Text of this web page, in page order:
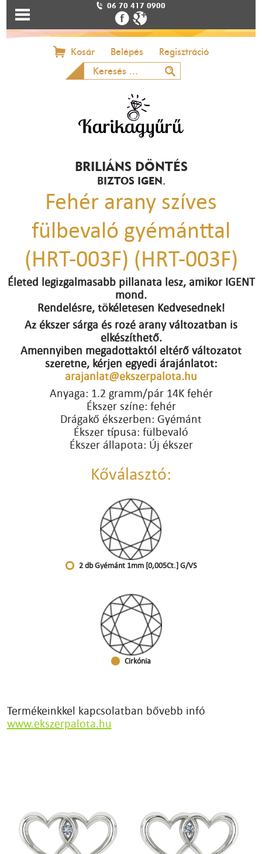
06 70 417 0900
Kosár Belépés Regisztráció
BRILIÁNS DÖNTÉS
BIZTOS IGEN.
Fehér arany szíves
fülbevaló gyémánttal
(HRT-003F) (HRT-003F)
Életed legizgalmasabb pillanata lesz, amikor IGENT
mond.
Rendelésre, tökéletesen Kedvesednek!
Az ékszer sárga és rozé arany változatban is
elkészíthető.
Amennyiben megadottaktól eltérő változatot
szeretne, kérjen egyedi árajánlatot:
arajanlat@ekszerpalota.hu
Anyaga: 1.2 gramm/pár 14K fehér
Ékszer színe: fehér
Drágakő ékszerben: Gyémánt
Ékszer típusa: fülbevaló
Ékszer állapota: Új ékszer
Kőválasztó:
2 db Gyémánt 1mm [0,005Ct.] G/VS
Cirkónia
Termékeinkkel kapcsolatban bővebb infó
www.ekszerpalota.hu